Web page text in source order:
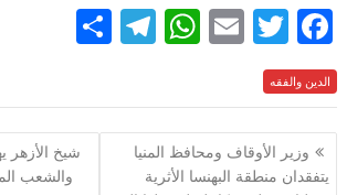
F
ac
e
b
o
T
itt
er
E
ai
l
W
at
s
A
T
e
gr
ar
e
الدين والفقه
تصفّح
المقالات
وزير الأوقاف ومحافظ المنيا
يتفقدان منطقة البهنسا الأثرية
شيخ الأزهر
والشعب